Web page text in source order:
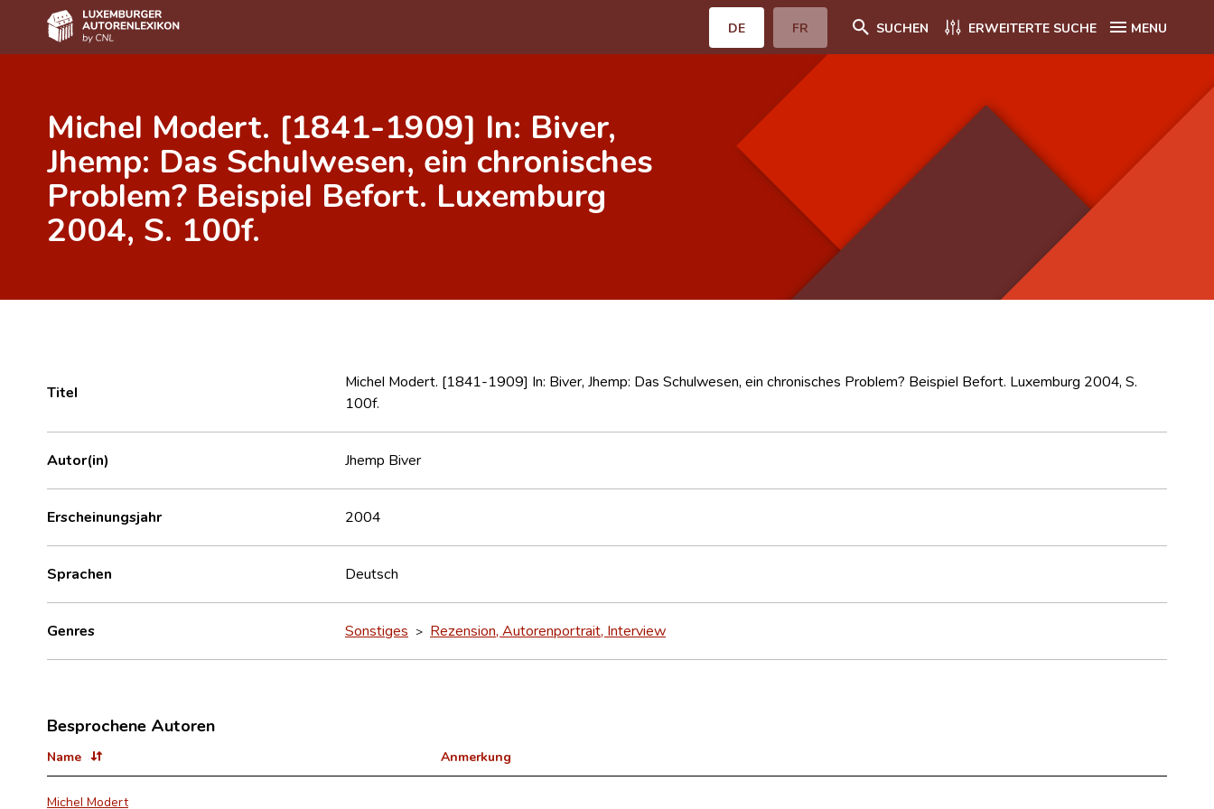
DE FR SUCHEN ERWEITERTE SUCHE MENU
Autor(inn)en A-Z
Erweiterte Suche
Häufige Fragen und Antworten
CNL
Michel Modert. [1841-1909] In: Biver,
Jhemp: Das Schulwesen, ein chronisches
Problem? Beispiel Befort. Luxemburg
2004, S. 100f.
Titel
Michel Modert. [1841-1909] In: Biver, Jhemp: Das Schulwesen, ein chronisches Problem? Beispiel Befort. Luxemburg 2004, S.
100f.
Autor(in) Jhemp Biver
Erscheinungsjahr 2004
Sprachen Deutsch
Genres Sonstiges > Rezension, Autorenportrait, Interview
Besprochene Autoren
Name Anmerkung
Michel Modert